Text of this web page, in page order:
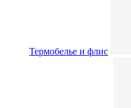
Термобелье и флис